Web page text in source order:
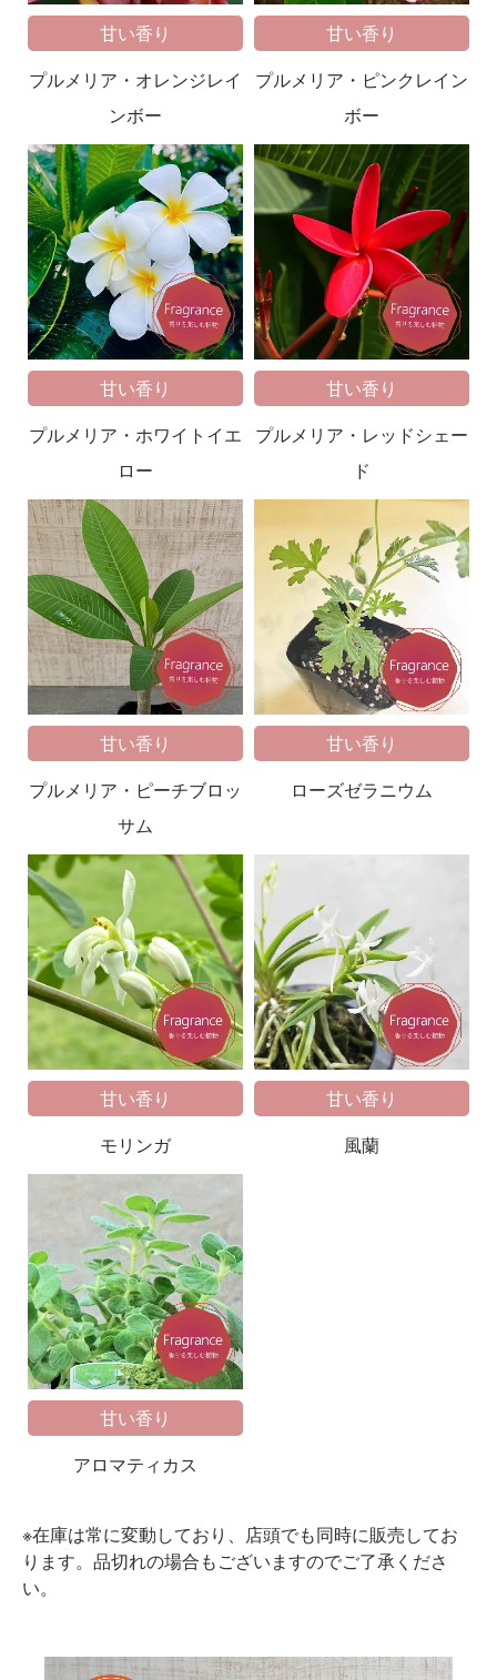
甘い香り
プルメリア・オレンジレイ
ンボー
甘い香り
プルメリア・ピンクレイン
ボー
甘い香り
プルメリア・ホワイトイエ
ロー
甘い香り
プルメリア・レッドシェー
ド
甘い香り
プルメリア・ピーチブロッ
サム
甘い香り
ローズゼラニウム
甘い香り
モリンガ
甘い香り
風蘭
甘い香り
アロマティカス
※在庫は常に変動しており、店頭でも同時に販売してお
ります。品切れの場合もございますのでご了承くださ
い。